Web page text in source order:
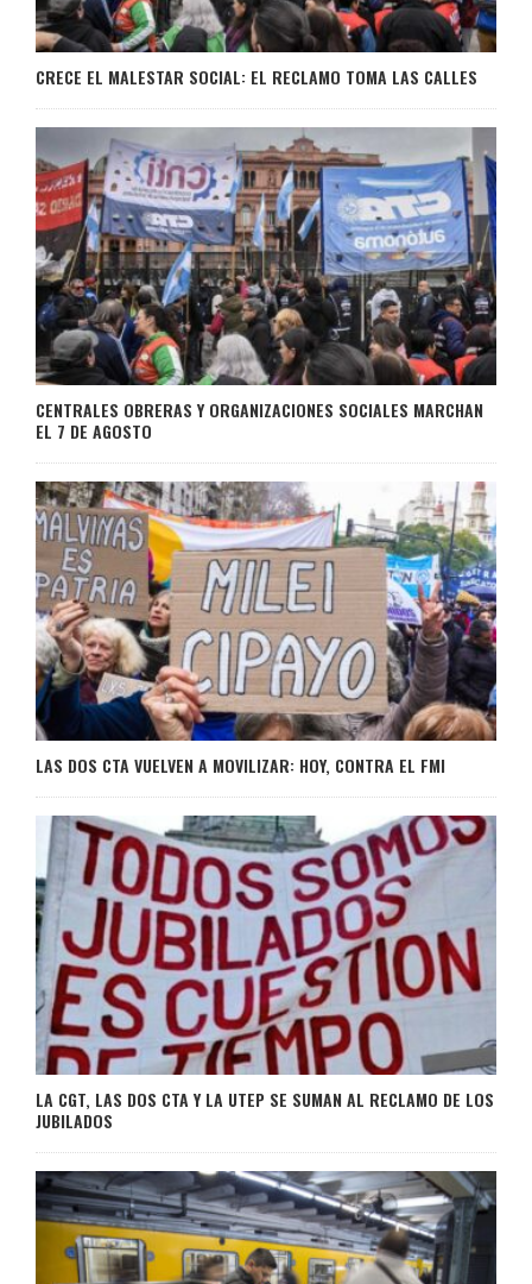
CRECE EL MALESTAR SOCIAL: EL RECLAMO TOMA LAS CALLES
CENTRALES OBRERAS Y ORGANIZACIONES SOCIALES MARCHAN
EL 7 DE AGOSTO
LAS DOS CTA VUELVEN A MOVILIZAR: HOY, CONTRA EL FMI
LA CGT, LAS DOS CTA Y LA UTEP SE SUMAN AL RECLAMO DE LOS
JUBILADOS